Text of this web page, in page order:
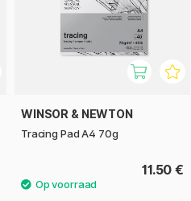
WINSOR & NEWTON
Tracing Pad A4 70g
11.50 €